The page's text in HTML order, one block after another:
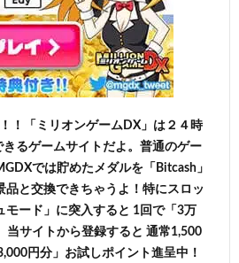
！「ミリオンゲームDX」は２４時
きるゲームサイトだよ。普通のゲー
では貯めたメダルを「Bitcash」
品と交換できちゃうよ！特にスロッ
モード」に突入すると 1回で「3万
当サイトから登録すると 通常1,500
円分」お試しポイント進呈中！